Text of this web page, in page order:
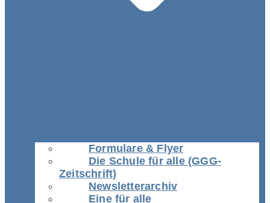
Formulare & Flyer
Die Schule für alle (GGG-
Zeitschrift)
Newsletterarchiv
Eine für alle